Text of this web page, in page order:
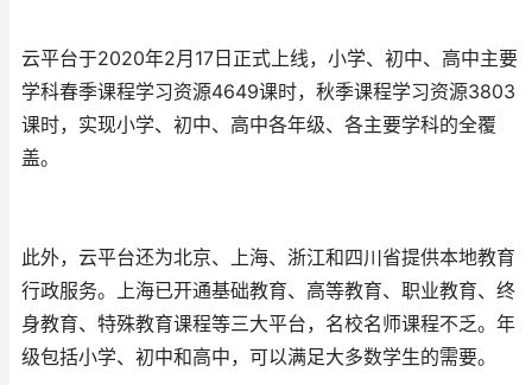
云平台于2020年2月17日正式上线，小学、初中、高中主要
学科春季课程学习资源4649课时，秋季课程学习资源3803
课时，实现小学、初中、高中各年级、各主要学科的全覆
盖。
此外，云平台还为北京、上海、浙江和四川省提供本地教育
行政服务。上海已开通基础教育、高等教育、职业教育、终
身教育、特殊教育课程等三大平台，名校名师课程不乏。年
级包括小学、初中和高中，可以满足大多数学生的需要。